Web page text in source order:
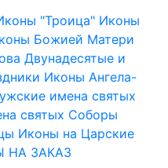
"Троица" Иконы
Божией Матери
Двунадесятые и
Иконы Ангела-
имена святых
святых Соборы
Иконы на Царские
НА ЗАКАЗ